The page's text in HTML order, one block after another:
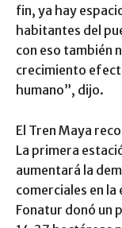
fin, ya hay
habitantes del
con eso también
crecimiento
humano”, dijo.
El Tren Maya
La primera
aumentará la
comerciales en
Fonatur donó un